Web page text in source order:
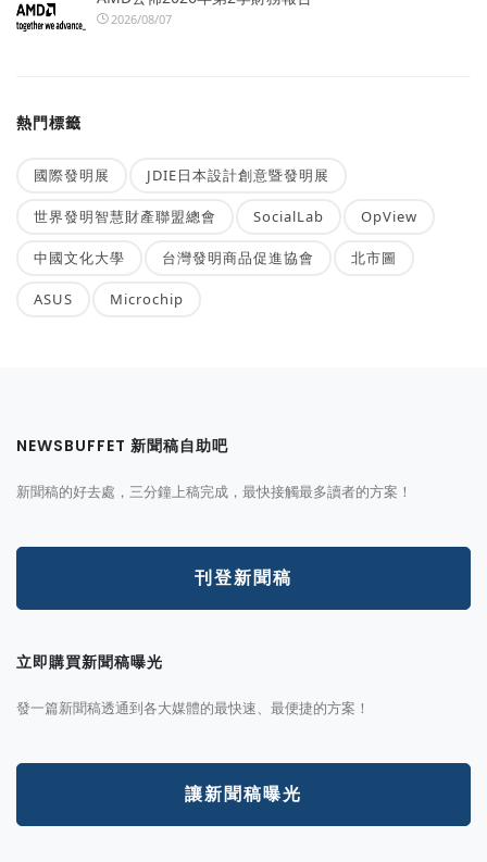
2026/08/07
熱門標籤
國際發明展 JDIE日本設計創意暨發明展
世界發明智慧財產聯盟總會 SocialLab OpView
中國文化大學 台灣發明商品促進協會 北市圖
ASUS Microchip
NEWSBUFFET 新聞稿自助吧
新聞稿的好去處，三分鐘上稿完成，最快接觸最多讀者的方案！
刊登新聞稿
立即購買新聞稿曝光
發一篇新聞稿透通到各大媒體的最快速、最便捷的方案！
讓新聞稿曝光